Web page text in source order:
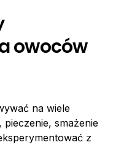
owoców
na wiele
smażenie
z